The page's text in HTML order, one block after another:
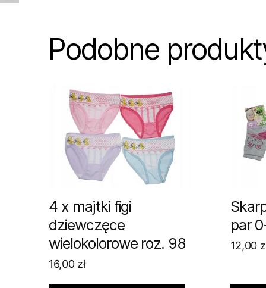
Podobne
4 x majtki figi
dziewczęce
wielokolorowe roz. 98
16,00 zł
par
12,00